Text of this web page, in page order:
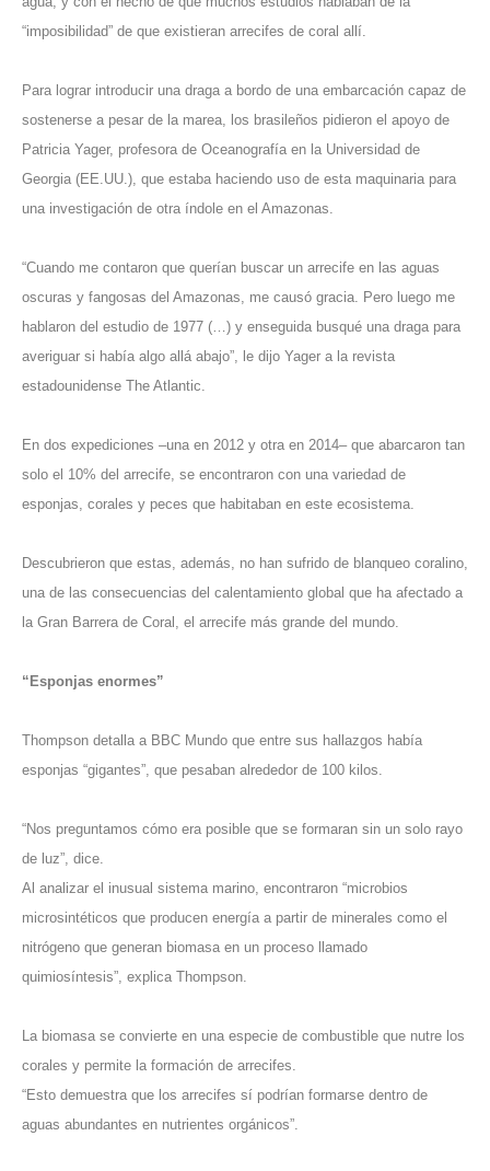
“imposibilidad” de que existieran arrecifes de coral allí.
Para lograr introducir una draga a bordo de una embarcación capaz de
sostenerse a pesar de la marea, los brasileños pidieron el apoyo de
Patricia Yager, profesora de Oceanografía en la Universidad de
Georgia (EE.UU.), que estaba haciendo uso de esta maquinaria para
una investigación de otra índole en el Amazonas.
“Cuando me contaron que querían buscar un arrecife en las aguas
oscuras y fangosas del Amazonas, me causó gracia. Pero luego me
hablaron del estudio de 1977 (…) y enseguida busqué una draga para
averiguar si había algo allá abajo”, le dijo Yager a la revista
estadounidense The Atlantic.
En dos expediciones –una en 2012 y otra en 2014– que abarcaron tan
solo el 10% del arrecife, se encontraron con una variedad de
esponjas, corales y peces que habitaban en este ecosistema.
Descubrieron que estas, además, no han sufrido de blanqueo coralino,
una de las consecuencias del calentamiento global que ha afectado a
la Gran Barrera de Coral, el arrecife más grande del mundo.
“Esponjas enormes”
Thompson detalla a BBC Mundo que entre sus hallazgos había
esponjas “gigantes”, que pesaban alrededor de 100 kilos.
“Nos preguntamos cómo era posible que se formaran sin un solo rayo
de luz”, dice.
Al analizar el inusual sistema marino, encontraron “microbios
microsintéticos que producen energía a partir de minerales como el
nitrógeno que generan biomasa en un proceso llamado
quimiosíntesis”, explica Thompson.
La biomasa se convierte en una especie de combustible que nutre los
corales y permite la formación de arrecifes.
“Esto demuestra que los arrecifes sí podrían formarse dentro de
aguas abundantes en nutrientes orgánicos”.